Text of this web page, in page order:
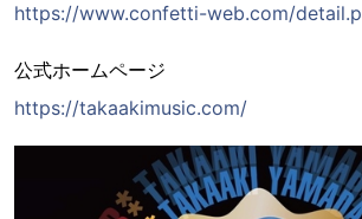
https://www.confetti-web.com/
公式ホームページ
https://takaakimusic.com/